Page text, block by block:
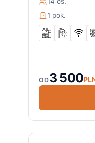
1 pok.
OD3 500